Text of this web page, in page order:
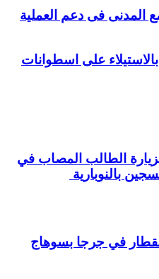
المدنى فى دعم العملية
بالاستيلاء على اسطوانات
الطالب المصاب في
بالنوبارية
في جرجا بسوهاج